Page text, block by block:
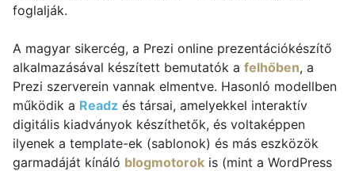
foglalják.
A magyar sikercég, a Prezi online prezentációkészítő
alkalmazásával készített bemutatók a felhőben, a
Prezi szerverein vannak elmentve. Hasonló modellben
működik a Readz és társai, amelyekkel interaktív
digitális kiadványok készíthetők, és voltaképpen
ilyenek a template-ek (sablonok) és más eszközök
garmadáját kínáló blogmotorok is (mint a WordPress